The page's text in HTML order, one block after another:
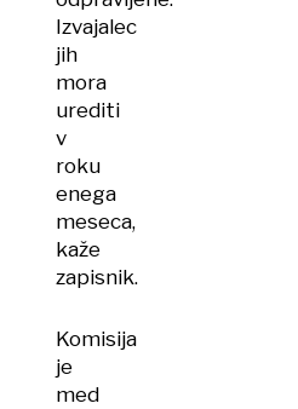
Izvajalec
jih
mora
urediti
v
roku
enega
meseca,
kaže
zapisnik.
Komisija
je
med